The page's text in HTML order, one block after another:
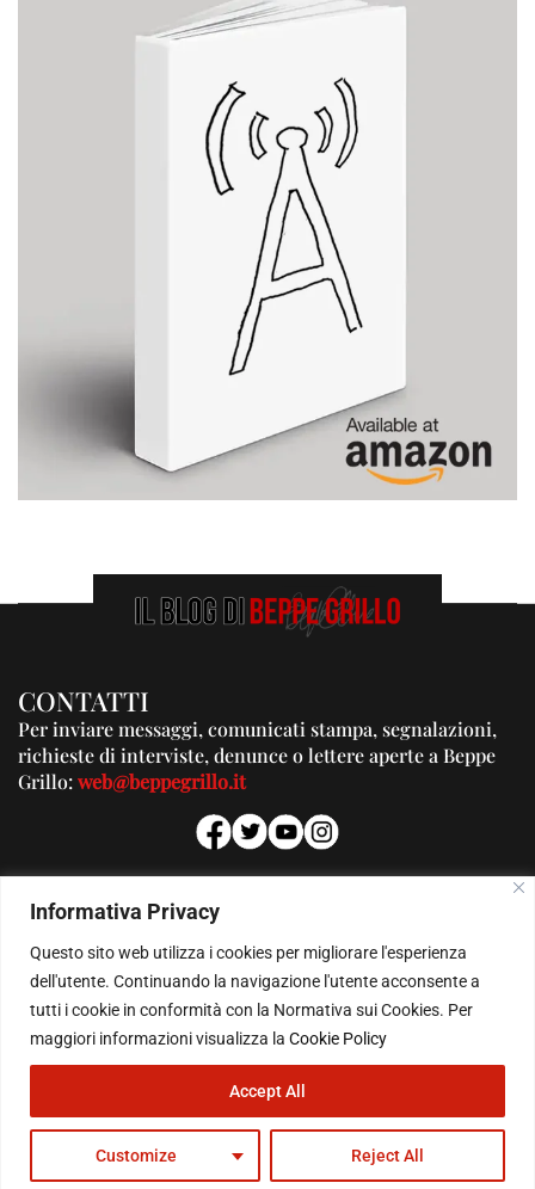
Informativa Privacy
Questo sito web utilizza i cookies per migliorare l'esperienza
dell'utente. Continuando la navigazione l'utente acconsente a
tutti i cookie in conformità con la Normativa sui Cookies. Per
maggiori informazioni visualizza la Cookie Policy
Customize Reject All
Accept All
CONTATTI
Per inviare messaggi, comunicati stampa, segnalazioni,
richieste di interviste, denunce o lettere aperte a Beppe
Grillo:web@beppegrillo.it
PUBBLICITA'
Per la tua pubblicità su questo Blog:
pubblicita@beppegrillo.it
© Copyright 2026 - Il Blog di Beppe Grillo. All Rights Reserved - Powered by
happygrafic.com